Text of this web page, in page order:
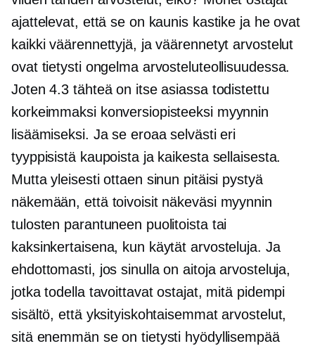
ajattelevat, että se on kaunis kastike ja he ovat
kaikki väärennettyjä, ja väärennetyt arvostelut
ovat tietysti ongelma arvosteluteollisuudessa.
Joten 4.3 tähteä on itse asiassa todistettu
korkeimmaksi konversiopisteeksi myynnin
lisäämiseksi. Ja se eroaa selvästi eri
tyyppisistä kaupoista ja kaikesta sellaisesta.
Mutta yleisesti ottaen sinun pitäisi pystyä
näkemään, että toivoisit näkeväsi myynnin
tulosten parantuneen puolitoista tai
kaksinkertaisena, kun käytät arvosteluja. Ja
ehdottomasti, jos sinulla on aitoja arvosteluja,
jotka todella tavoittavat ostajat, mitä pidempi
sisältö, että yksityiskohtaisemmat arvostelut,
sitä enemmän se on tietysti hyödyllisempää